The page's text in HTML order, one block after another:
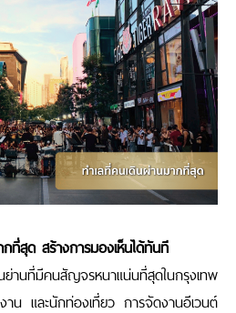
ที่สุด สร้างการมองเห็นได้ทันที
ย่านที่มีคนสัญจรหนาแน่นที่สุดในกรุงเทพ
น และนักท่องเที่ยว การจัดงานอีเวนต์